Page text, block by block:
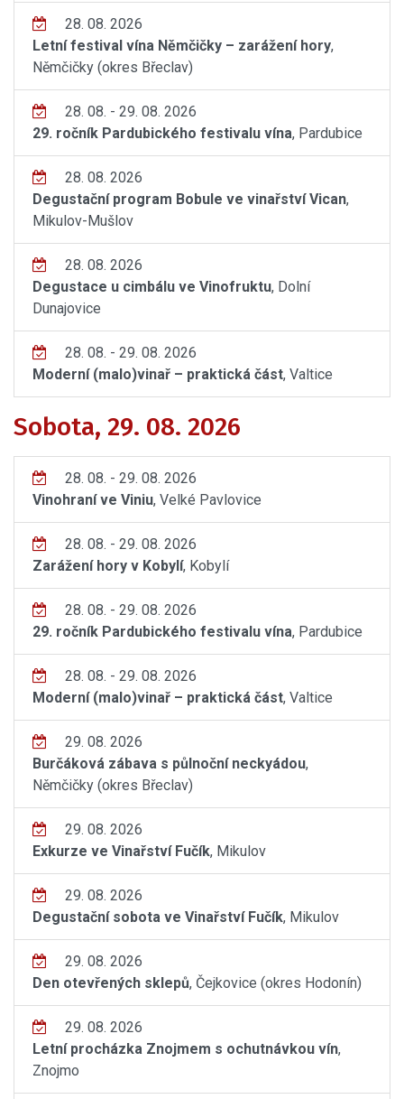
28. 08. 2026
Letní festival vína Němčičky – zarážení hory,
Němčičky (okres Břeclav)
28. 08. - 29. 08. 2026
29. ročník Pardubického festivalu vína, Pardubice
28. 08. 2026
Degustační program Bobule ve vinařství Vican,
Mikulov-Mušlov
28. 08. 2026
Degustace u cimbálu ve Vinofruktu, Dolní
Dunajovice
28. 08. - 29. 08. 2026
Moderní (malo)vinař – praktická část, Valtice
Sobota, 29. 08. 2026
28. 08. - 29. 08. 2026
Vinohraní ve Viniu, Velké Pavlovice
28. 08. - 29. 08. 2026
Zarážení hory v Kobylí, Kobylí
28. 08. - 29. 08. 2026
29. ročník Pardubického festivalu vína, Pardubice
28. 08. - 29. 08. 2026
Moderní (malo)vinař – praktická část, Valtice
29. 08. 2026
Burčáková zábava s půlnoční neckyádou,
Němčičky (okres Břeclav)
29. 08. 2026
Exkurze ve Vinařství Fučík, Mikulov
29. 08. 2026
Degustační sobota ve Vinařství Fučík, Mikulov
29. 08. 2026
Den otevřených sklepů, Čejkovice (okres Hodonín)
29. 08. 2026
Letní procházka Znojmem s ochutnávkou vín,
Znojmo